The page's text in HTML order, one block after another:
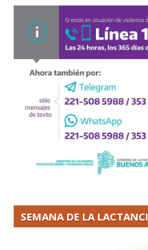
SEMANA DE LA